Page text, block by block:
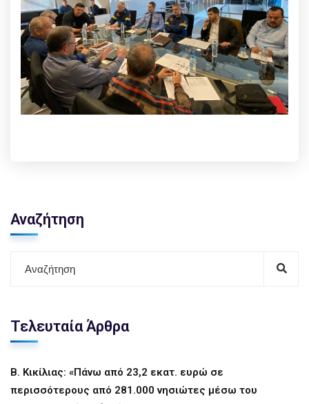
Αναζήτηση
Τελευταία Άρθρα
Β. Κικίλιας: «Πάνω από 23,2 εκατ. ευρώ σε
περισσότερους από 281.000 νησιώτες μέσω του